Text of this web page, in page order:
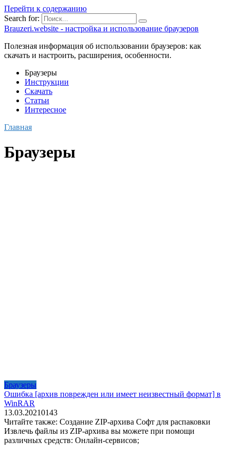
Перейти к содержанию
Search for:
Brauzeri.website - настройка и использование браузеров
Полезная информация об использовании браузеров: как
скачать и настроить, расширения, особенности.
Браузеры
Инструкции
Скачать
Статьи
Интересное
Главная
Браузеры
Браузеры
Ошибка [архив поврежден или имеет неизвестный формат] в
WinRAR
13.03.20210143
Читайте также: Создание ZIP-архива Софт для распаковки
Извлечь файлы из ZIP-архива вы можете при помощи
различных средств: Онлайн-сервисов;